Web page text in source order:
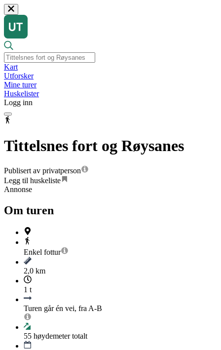
Kart
Utforsker
Mine turer
Huskelister
Logg inn
Tittelsnes fort og Røysanes
Publisert av privatperson
Legg til huskeliste
Annonse
Om turen
Enkel fottur
2,0 km
1 t
Turen går én vei, fra A-B
55 høydemeter totalt